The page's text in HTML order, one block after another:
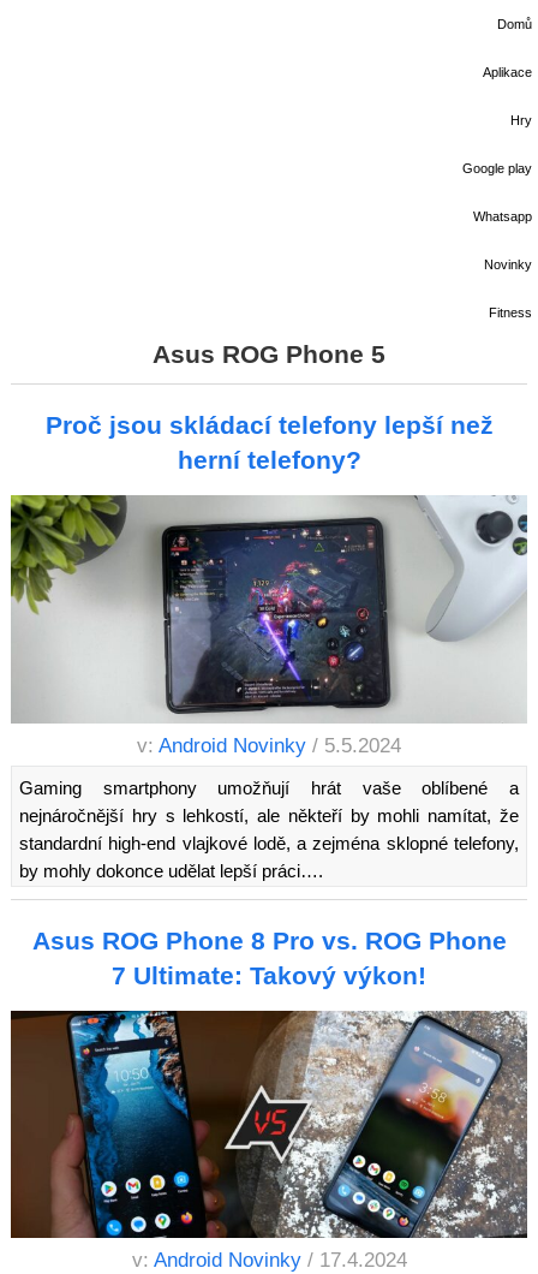
Domů
Aplikace
Hry
Google play
Whatsapp
Novinky
Fitness
Asus ROG Phone 5
Proč jsou skládací telefony lepší než
herní telefony?
v: Android Novinky / 5.5.2024
Gaming smartphony umožňují hrát vaše oblíbené a
nejnáročnější hry s lehkostí, ale někteří by mohli namítat, že
standardní high-end vlajkové lodě, a zejména sklopné telefony,
by mohly dokonce udělat lepší práci….
Asus ROG Phone 8 Pro vs. ROG Phone
7 Ultimate: Takový výkon!
v: Android Novinky / 17.4.2024